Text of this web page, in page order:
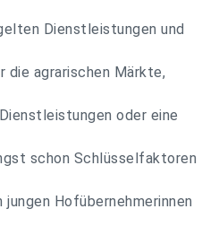
Dienstleistungen und
die agrarischen Märkte,
oder eine
schon Schlüsselfaktoren
Hofübernehmerinnen